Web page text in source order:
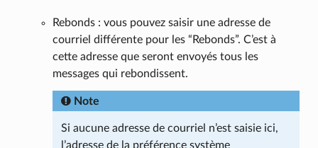
Rebonds : vous pouvez saisir une adresse de
courriel différente pour les “Rebonds”. C’est à
cette adresse que seront envoyés tous les
messages qui rebondissent.
Note
Si aucune adresse de courriel n’est saisie ici,
l’adresse de la préférence système